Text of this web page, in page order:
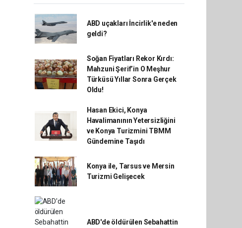
ABD uçakları İncirlik'e neden
geldi?
Soğan Fiyatları Rekor Kırdı:
Mahzuni Şerif’in O Meşhur
Türküsü Yıllar Sonra Gerçek
Oldu!
Hasan Ekici, Konya
Havalimanının Yetersizliğini
ve Konya Turizmini TBMM
Gündemine Taşıdı
Konya ile, Tarsus ve Mersin
Turizmi Gelişecek
ABD'de öldürülen Sebahattin